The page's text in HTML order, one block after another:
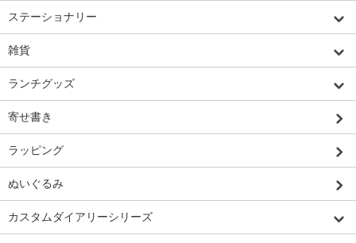
ステーショナリー
雑貨
ランチグッズ
寄せ書き
ラッピング
ぬいぐるみ
カスタムダイアリーシリーズ